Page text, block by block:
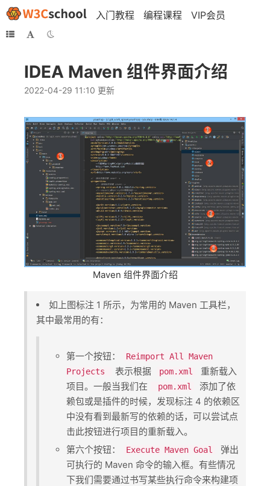
入门教程 编程课程 VIP会员
IDEA Maven 组件界面介绍
2022-04-29 11:10 更新
Maven 组件界面介绍
如上图标注 1 所示，为常用的 Maven 工具栏，
其中最常用的有：
第一个按钮：​
Reimport All Maven
Projects
​表示根据 ​ pom.xml
​ 重新载入
项目。一般当我们在​
pom.xml
​ 添加了依
赖包或是插件的时候，发现标注 4 的依赖区
中没有看到最新写的依赖的话，可以尝试点
击此按钮进行项目的重新载入。
第六个按钮：​
Execute Maven Goal
​ 弹出
可执行的 Maven 命令的输入框。有些情况
下我们需要通过书写某些执行命令来构建项